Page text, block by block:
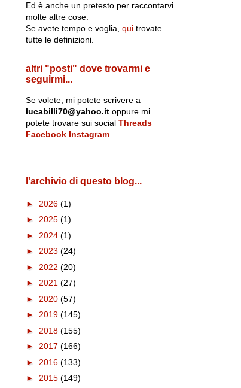
Ed è anche un pretesto per raccontarvi
molte altre cose.
Se avete tempo e voglia, quitrovate
tutte le definizioni.
altri "posti" dove trovarmi e
seguirmi...
Se volete, mi potete scrivere a
lucabilli70@yahoo.itoppure mi
potete trovare sui social Threads
Facebook Instagram
l'archivio di questo blog...
► 2026 (1)
► 2025 (1)
► 2024 (1)
► 2023 (24)
► 2022 (20)
► 2021 (27)
► 2020 (57)
► 2019 (145)
► 2018 (155)
► 2017 (166)
► 2016 (133)
► 2015 (149)